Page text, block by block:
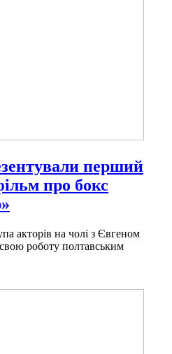
перший
про бокс
акторів на чолі з Євгеном
роботу полтавським